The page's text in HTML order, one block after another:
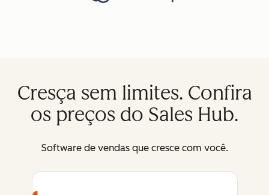
Cresça sem limites. Confira
os preços do Sales Hub.
Software de vendas que cresce com você.